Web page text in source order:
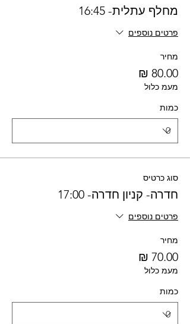
מחלף עתלית- 16:45
פרטים נוספים
מחיר
מעמ כלול
כמות
סוג כרטיס
חדרה- קניון חדרה- 17:00
פרטים נוספים
מחיר
מעמ כלול
כמות